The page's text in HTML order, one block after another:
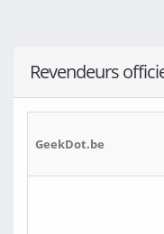
Revendeurs
GeekDot.be